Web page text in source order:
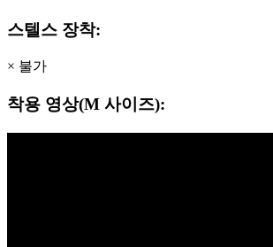
스텔스 장착:
× 불가
착용 영상(M 사이즈):